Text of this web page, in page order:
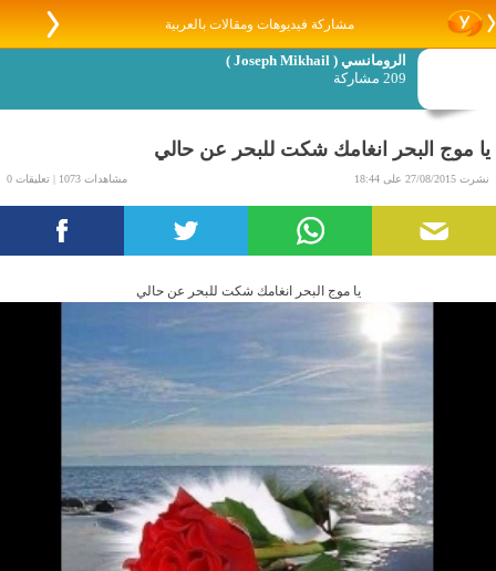
مشاركة فيديوهات ومقالات بالعربية
الرومانسي ( ‏‎Joseph Mikhail )
209 مشاركة
يا موج البحر انغامك شكت للبحر عن حالي
نشرت 27/08/2015 على 18:44 مشاهدات 1073 | تعليقات 0
يا موج البحر انغامك شكت للبحر عن حالي